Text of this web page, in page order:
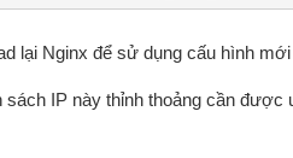
lại Nginx để sử dụng cấu hình
sách IP này thỉnh thoảng cần